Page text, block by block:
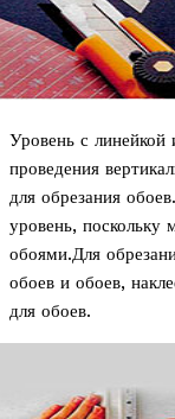
Уровень с линейкой
проведения
для обрезания
уровень,
обоями.Для
обоев и обоев,
для обоев.